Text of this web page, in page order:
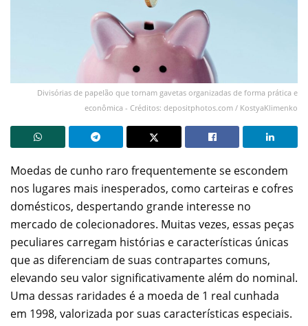
Divisórias de papelão que tornam gavetas organizadas de forma prática e
econômica - Créditos: depositphotos.com / KostyaKlimenko
Moedas de cunho raro frequentemente se escondem
nos lugares mais inesperados, como carteiras e cofres
domésticos, despertando grande interesse no
mercado de colecionadores. Muitas vezes, essas peças
peculiares carregam histórias e características únicas
que as diferenciam de suas contrapartes comuns,
elevando seu valor significativamente além do nominal.
Uma dessas raridades é a moeda de 1 real cunhada
em 1998, valorizada por suas características especiais.